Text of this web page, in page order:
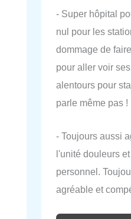
- Super hôpital
nul pour les
dommage de
pour aller voir
alentours pour
parle même pas !
- Toujours aussi
l'unité douleurs
personnel.
agréable et